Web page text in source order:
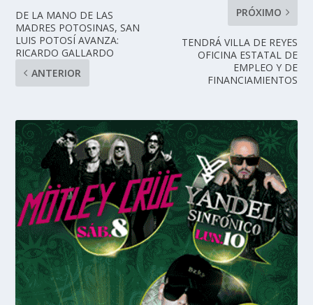
DE LA MANO DE LAS
MADRES POTOSINAS, SAN
LUIS POTOSÍ AVANZA:
RICARDO GALLARDO
ANTERIOR
PRÓXIMO
TENDRÁ VILLA DE REYES
OFICINA ESTATAL DE
EMPLEO Y DE
FINANCIAMIENTOS